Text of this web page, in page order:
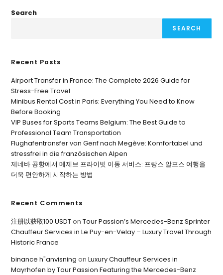
Search
SEARCH
Recent Posts
Airport Transfer in France: The Complete 2026 Guide for
Stress-Free Travel
Minibus Rental Cost in Paris: Everything You Need to Know
Before Booking
VIP Buses for Sports Teams Belgium: The Best Guide to
Professional Team Transportation
Flughafentransfer von Genf nach Megève: Komfortabel und
stressfrei in die französischen Alpen
제네바 공항에서 메제브 프라이빗 이동 서비스: 프랑스 알프스 여행을
더욱 편안하게 시작하는 방법
Recent Comments
注册以获取100 USDTonTour Passion’s Mercedes-Benz Sprinter
Chauffeur Services in Le Puy-en-Velay – Luxury Travel Through
Historic France
binance h"anvisning onLuxury Chauffeur Services in
Mayrhofen by Tour Passion Featuring the Mercedes-Benz